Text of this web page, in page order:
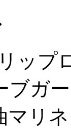
ップ
ブガ
マリネ